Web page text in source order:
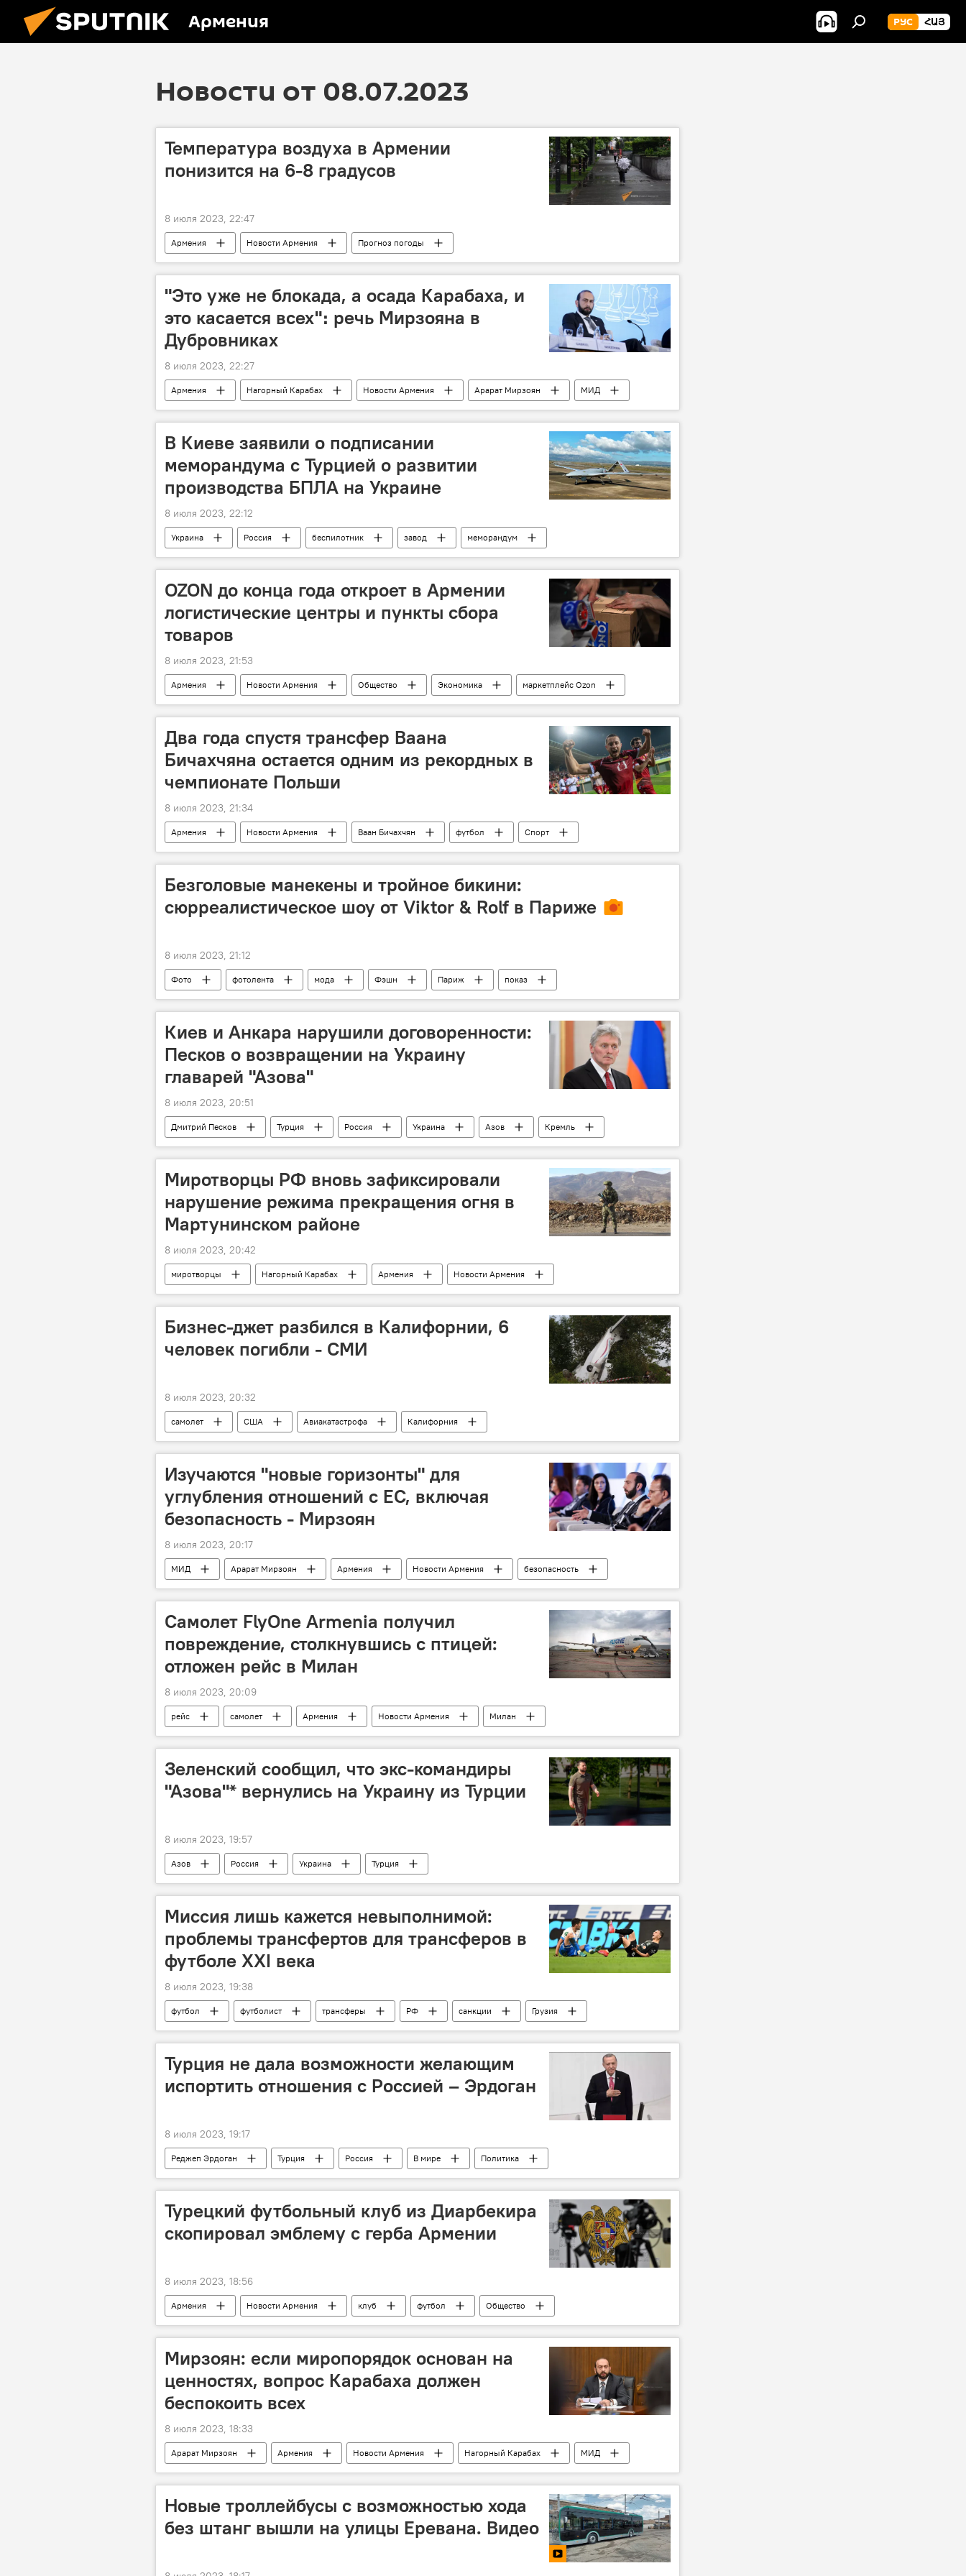
Армения РУС ՀԱՅ
Новости от 08.07.2023
Температура воздуха в Армении
понизится на 6-8 градусов
8 июля 2023, 22:47
Армения Новости Армения Прогноз погоды
"Это уже не блокада, а осада Карабаха, и
это касается всех"։ речь Мирзояна в
Дубровниках
8 июля 2023, 22:27
Армения Нагорный Карабах Новости Армения Арарат Мирзоян МИД
В Киеве заявили о подписании
меморандума с Турцией о развитии
производства БПЛА на Украине
8 июля 2023, 22:12
Украина Россия беспилотник завод меморандум
OZON до конца года откроет в Армении
логистические центры и пункты сбора
товаров
8 июля 2023, 21:53
Армения Новости Армения Общество Экономика
маркетплейс Ozon
товар
Два года спустя трансфер Ваана
Бичахчяна остается одним из рекордных в
чемпионате Польши
8 июля 2023, 21:34
Армения Новости Армения Ваан Бичахчян футбол
Спорт
Польша
трансферты рекорд чемпионат
Безголовые манекены и тройное бикини:
сюрреалистическое шоу от Viktor & Rolf в Париже
8 июля 2023, 21:12
Фото фотолента мода Фэшн Париж показ
Киев и Анкара нарушили договоренности:
Песков о возвращении на Украину
главарей "Азова"
8 июля 2023, 20:51
Дмитрий Песков Турция Россия Украина Азов
Кремль
Киев
Анкара
Миротворцы РФ вновь зафиксировали
нарушение режима прекращения огня в
Мартунинском районе
8 июля 2023, 20:42
миротворцы Нагорный Карабах Армения
Новости Армения
режим прекращения огня
нарушение
Бизнес-джет разбился в Калифорнии, 6
человек погибли - СМИ
8 июля 2023, 20:32
самолет США Авиакатастрофа Калифорния
Изучаются "новые горизонты" для
углубления отношений с ЕС, включая
безопасность - Мирзоян
8 июля 2023, 20:17
МИД Арарат Мирзоян Армения Новости Армения
безопасность
ЕС
Самолет FlyOne Armenia получил
повреждение, столкнувшись с птицей:
отложен рейс в Милан
8 июля 2023, 20:09
рейс самолет Армения Новости Армения Милан
Зеленский сообщил, что экс-командиры
"Азова"* вернулись на Украину из Турции
8 июля 2023, 19:57
Азов Россия Украина Турция
Миссия лишь кажется невыполнимой:
проблемы трансфертов для трансферов в
футболе XXI века
8 июля 2023, 19:38
футбол футболист трансферы РФ санкции
Грузия
Армения
Турция не дала возможности желающим
испортить отношения с Россией – Эрдоган
8 июля 2023, 19:17
Реджеп Эрдоган Турция Россия В мире Политика
Турецкий футбольный клуб из Диарбекира
скопировал эмблему с герба Армении
8 июля 2023, 18:56
Армения Новости Армения клуб футбол Общество
Мирзоян: eсли миропорядок основан на
ценностях, вопрос Карабаха должен
беспокоить всех
8 июля 2023, 18:33
Арарат Мирзоян Армения Новости Армения Нагорный Карабах МИД
Новые троллейбусы с возможностью хода
без штанг вышли на улицы Еревана. Видео